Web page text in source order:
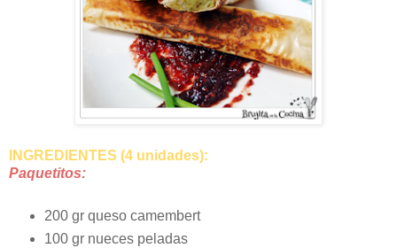
INGREDIENTES (4 unidades):
Paquetitos:
200 gr queso camembert
100 gr nueces peladas